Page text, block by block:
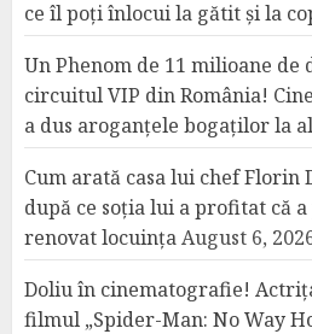
ce îl poți înlocui la gătit și la
Un Phenom de 11 milioane
circuitul VIP din România!
a dus aroganțele bogaților la
Cum arată casa lui chef Florin
după ce soția lui a profitat că a
renovat locuințaAugust 6,
Doliu în cinematografie!
filmul „Spider-Man: No Way